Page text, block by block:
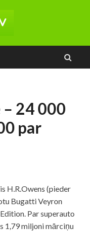
– 24 000
par
H.R.Owens (pieder
Bugatti Veyron
Par superauto
1,79 miljoni mārciņu